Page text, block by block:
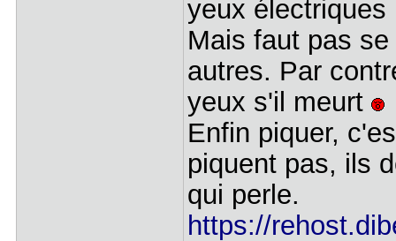
yeux
Mais faut pas
autres. Par
yeux s'il meurt
Enfin piquer,
piquent pas, ils
qui perle.
https://